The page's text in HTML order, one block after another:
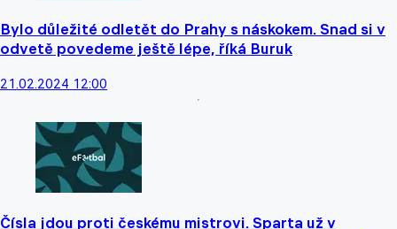
Bylo důležité odletět do Prahy s náskokem. Snad si v
odvetě povedeme ještě lépe, říká Buruk
21.02.2024 12:00
Čísla jdou proti českému mistrovi. Sparta už v